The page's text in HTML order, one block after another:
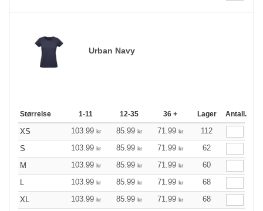
Urban Navy
Størrelse 1-11 12-35 36 + Lager Antall.
XS 103.99 kr 85.99 kr 71.99 kr
112
S
103.99 kr 85.99 kr 71.99 kr
62
M
103.99 kr 85.99 kr 71.99 kr
60
L
103.99 kr 85.99 kr 71.99 kr
68
XL
103.99 kr 85.99 kr 71.99 kr
68